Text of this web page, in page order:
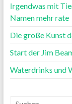
Irgendwas mit
Namen mehr rate
Die große Kunst
Start der Jim
Waterdrinks und